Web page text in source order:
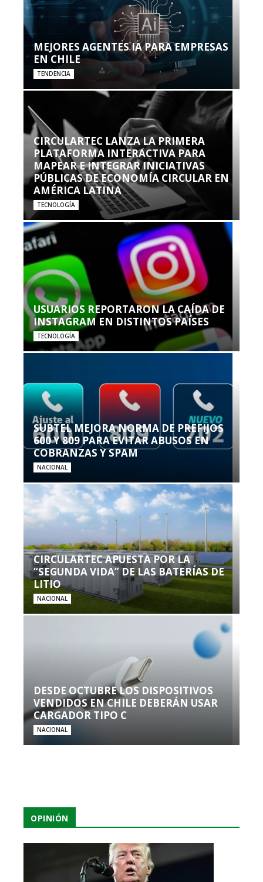
MEJORES AGENTES IA PARA EMPRESAS
EN CHILE
TENDENCIA
CIRCULARTEC LANZA LA PRIMERA
PLATAFORMA INTERACTIVA PARA
MAPEAR E INTEGRAR INICIATIVAS
PÚBLICAS DE ECONOMÍA CIRCULAR EN
AMÉRICA LATINA
TECNOLOGÍA
USUARIOS REPORTARON LA CAÍDA DE
INSTAGRAM EN DISTINTOS PAÍSES
TECNOLOGÍA
SUBTEL MEJORA NORMA DE PREFIJOS
600 Y 809 PARA EVITAR ABUSOS EN
COBRANZAS Y SPAM
NACIONAL
CIRCULARTEC APUESTA POR LA
“SEGUNDA VIDA” DE LAS BATERÍAS DE
LITIO
NACIONAL
DESDE OCTUBRE LOS DISPOSITIVOS
VENDIDOS EN CHILE DEBERÁN USAR
CARGADOR TIPO C
NACIONAL
OPINIÓN